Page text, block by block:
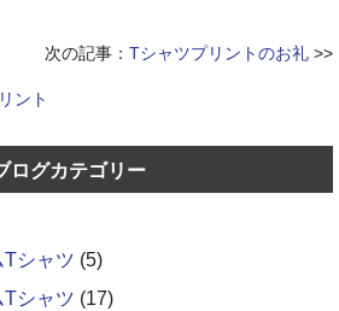
次の記事： Tシャツプリントのお礼 >>
ント
ログカテゴリー
シャツ (5)
Tシャツ (17)